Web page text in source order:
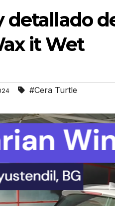
detallado
it Wet
#Cera Turtle